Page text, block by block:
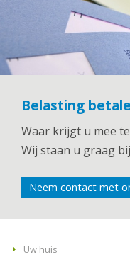
Belasting
Waar krijgt u mee
Wij staan u graag
Neem contact met
Uw huis